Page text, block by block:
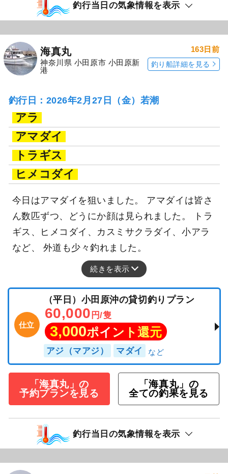
釣行当日の気象情報を表示
海真丸
神奈川県 小田原市 小田原新
港
163日前
釣り船詳細を見る
釣行日：2026年2月27日（金）若潮
アラ
アマダイ
トラギス
ヒメコダイ
今日はアマダイを狙いました。 アマダイは皆さ
ん数匹ずつ、どうにか顔は見られました。 トラ
ギス、ヒメコダイ、カスミサクラダイ、小アラ
など、 外道も少々釣れました。
続きを表示
仕立
（平日）小田原沖の貸切釣りプラン
60,000 円/隻
3,000ポイント還元
アジ（マアジ） マダイ
「海真丸」の
予約プランを見る
「海真丸」の
全ての釣果を見る
釣行当日の気象情報を表示